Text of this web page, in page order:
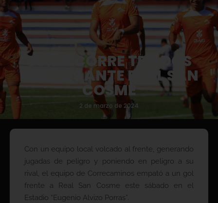
SUMA CORRE TDP DOS
PUNTOS ANTE REAL SAN
COSME
2 de marzo de 2024
Con un equipo local volcado al frente, generando
jugadas de peligro y poniendo en peligro a su
rival, el equipo de Correcaminos empató a un gol
frente a Real San Cosme este sábado en el
Estadio “Eugenio Alvizo Porras”.